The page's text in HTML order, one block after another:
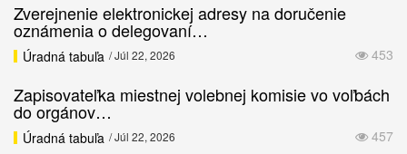
Zverejnenie elektronickej adresy na doručenie
oznámenia o delegovaní…
453
Úradná tabuľa / Júl 22, 2026
Zapisovateľka miestnej volebnej komisie vo voľbách
do orgánov…
457
Úradná tabuľa / Júl 22, 2026